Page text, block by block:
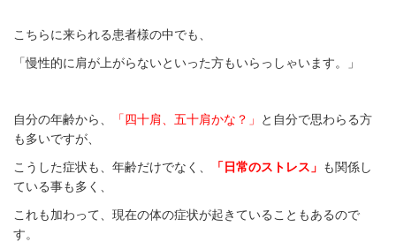
こちらに来られる患者様の中でも、
「慢性的に肩が上がらないといった方もいらっしゃいます。」
自分の年齢から、 「四十肩、五十肩かな？」
と自分で思わらる方
も多いですが、
こうした症状も、年齢だけでなく、
「日常のストレス」 も関係し
ている事も多く、
これも加わって、現在の体の症状が起きていることもあるので
す。